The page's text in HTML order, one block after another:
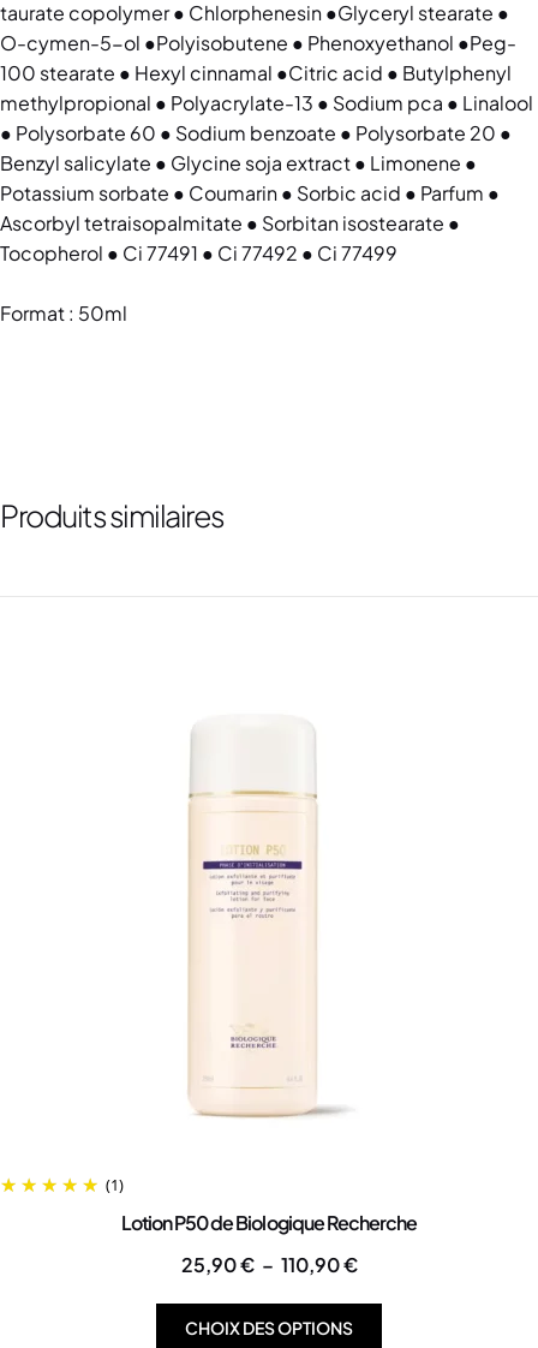
taurate copolymer ● Chlorphenesin ●Glyceryl stearate ●
O-cymen-5-ol ●Polyisobutene ● Phenoxyethanol ●Peg-
100 stearate ● Hexyl cinnamal ●Citric acid ● Butylphenyl
methylpropional ● Polyacrylate-13 ● Sodium pca ● Linalool
● Polysorbate 60 ● Sodium benzoate ● Polysorbate 20 ●
Benzyl salicylate ● Glycine soja extract ● Limonene ●
Potassium sorbate ● Coumarin ● Sorbic acid ● Parfum ●
Ascorbyl tetraisopalmitate ● Sorbitan isostearate ●
Tocopherol ● Ci 77491 ● Ci 77492 ● Ci 77499
Format : 50ml
Produits similaires
(1)
Lotion P50 de Biologique Recherche
25,90€ – 110,90€
CHOIX DES OPTIONS